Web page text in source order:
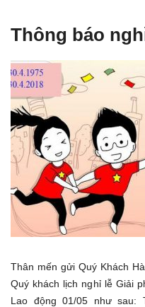
Thông báo
Thân mến gửi Quý Khách
Quý khách lịch nghỉ lễ Giải
Lao động 01/05 như sau: